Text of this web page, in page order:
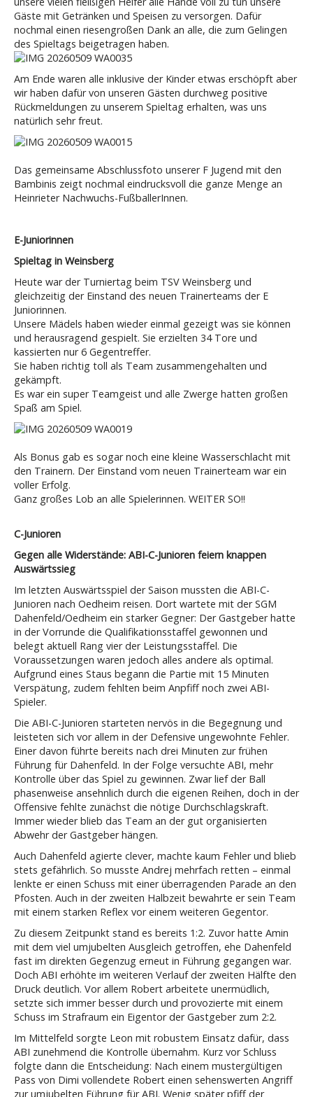
Gäste mit Getränken und Speisen zu versorgen. Dafür
nochmal einen riesengroßen Dank an alle, die zum Gelingen
des Spieltags beigetragen haben.
Am Ende waren alle inklusive der Kinder etwas erschöpft aber
wir haben dafür von unseren Gästen durchweg positive
Rückmeldungen zu unserem Spieltag erhalten, was uns
natürlich sehr freut.
Das gemeinsame Abschlussfoto unserer F Jugend mit den
Bambinis zeigt nochmal eindrucksvoll die ganze Menge an
Heinrieter Nachwuchs-FußballerInnen.
E-Juniorinnen
Spieltag in Weinsberg
Heute war der Turniertag beim TSV Weinsberg und
gleichzeitig der Einstand des neuen Trainerteams der E
Juniorinnen.
Unsere Mädels haben wieder einmal gezeigt was sie können
und herausragend gespielt. Sie erzielten 34 Tore und
kassierten nur 6 Gegentreffer.
Sie haben richtig toll als Team zusammengehalten und
gekämpft.
Es war ein super Teamgeist und alle Zwerge hatten großen
Spaß am Spiel.
Als Bonus gab es sogar noch eine kleine Wasserschlacht mit
den Trainern. Der Einstand vom neuen Trainerteam war ein
voller Erfolg.
Ganz großes Lob an alle Spielerinnen. WEITER SO!!
C-Junioren
Gegen alle Widerstände: ABI-C-Junioren feiern knappen
Auswärtssieg
Im letzten Auswärtsspiel der Saison mussten die ABI-C-
Junioren nach Oedheim reisen. Dort wartete mit der SGM
Dahenfeld/Oedheim ein starker Gegner: Der Gastgeber hatte
in der Vorrunde die Qualifikationsstaffel gewonnen und
belegt aktuell Rang vier der Leistungsstaffel. Die
Voraussetzungen waren jedoch alles andere als optimal.
Aufgrund eines Staus begann die Partie mit 15 Minuten
Verspätung, zudem fehlten beim Anpfiff noch zwei ABI-
Spieler.
Die ABI-C-Junioren starteten nervös in die Begegnung und
leisteten sich vor allem in der Defensive ungewohnte Fehler.
Einer davon führte bereits nach drei Minuten zur frühen
Führung für Dahenfeld. In der Folge versuchte ABI, mehr
Kontrolle über das Spiel zu gewinnen. Zwar lief der Ball
phasenweise ansehnlich durch die eigenen Reihen, doch in der
Offensive fehlte zunächst die nötige Durchschlagskraft.
Immer wieder blieb das Team an der gut organisierten
Abwehr der Gastgeber hängen.
Auch Dahenfeld agierte clever, machte kaum Fehler und blieb
stets gefährlich. So musste Andrej mehrfach retten – einmal
lenkte er einen Schuss mit einer überragenden Parade an den
Pfosten. Auch in der zweiten Halbzeit bewahrte er sein Team
mit einem starken Reflex vor einem weiteren Gegentor.
Zu diesem Zeitpunkt stand es bereits 1:2. Zuvor hatte Amin
mit dem viel umjubelten Ausgleich getroffen, ehe Dahenfeld
fast im direkten Gegenzug erneut in Führung gegangen war.
Doch ABI erhöhte im weiteren Verlauf der zweiten Hälfte den
Druck deutlich. Vor allem Robert arbeitete unermüdlich,
setzte sich immer besser durch und provozierte mit einem
Schuss im Strafraum ein Eigentor der Gastgeber zum 2:2.
Im Mittelfeld sorgte Leon mit robustem Einsatz dafür, dass
ABI zunehmend die Kontrolle übernahm. Kurz vor Schluss
folgte dann die Entscheidung: Nach einem mustergültigen
Pass von Dimi vollendete Robert einen sehenswerten Angriff
zur umjubelten Führung für ABI. Wenig später pfiff der